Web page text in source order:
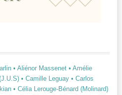
• Aliénor Massenet • Amélie
• Camille Leguay • Carlos
• Célia Lerouge-Bénard (Molinard)